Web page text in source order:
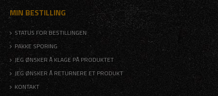
MIN BESTILLING
STATUS FOR BESTILLINGEN
PAKKE SPORING
JEG ØNSKER Å KLAGE PÅ PRODUKTET
JEG ØNSKER Å RETURNERE ET PRODUKT
KONTAKT